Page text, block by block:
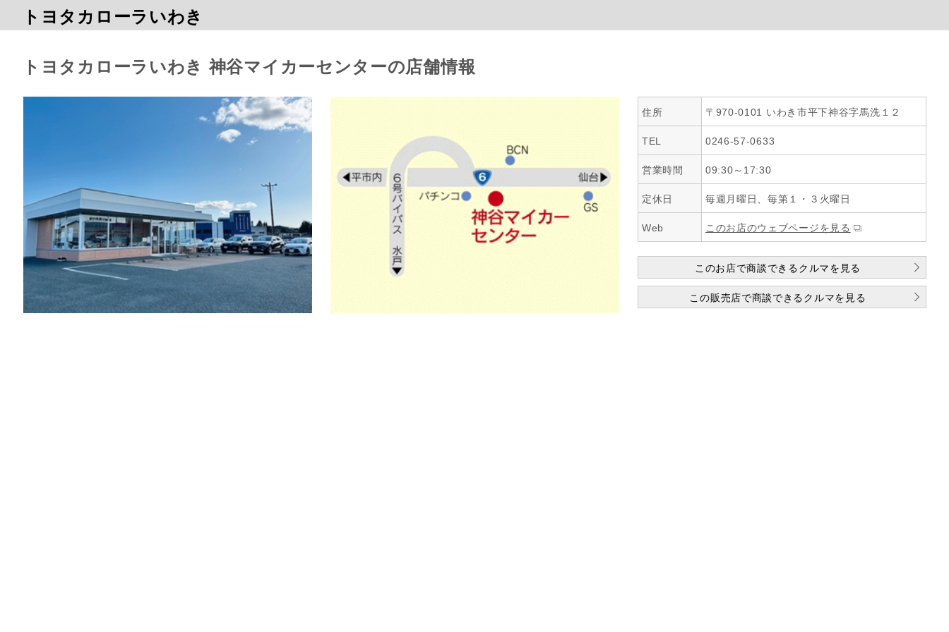
トヨタカローラいわき
トヨタカローラいわき 神谷マイカーセンターの店舗情報
住所 〒970-0101 いわき市平下神谷字馬洗１２
TEL 0246-57-0633
営業時間 09:30～17:30
定休日 毎週月曜日、毎第１・３火曜日
Web このお店のウェブページを見る
このお店で商談できるクルマを見る
この販売店で商談できるクルマを見る